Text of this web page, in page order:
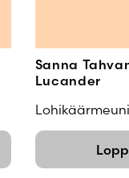
Sanna
Lucander